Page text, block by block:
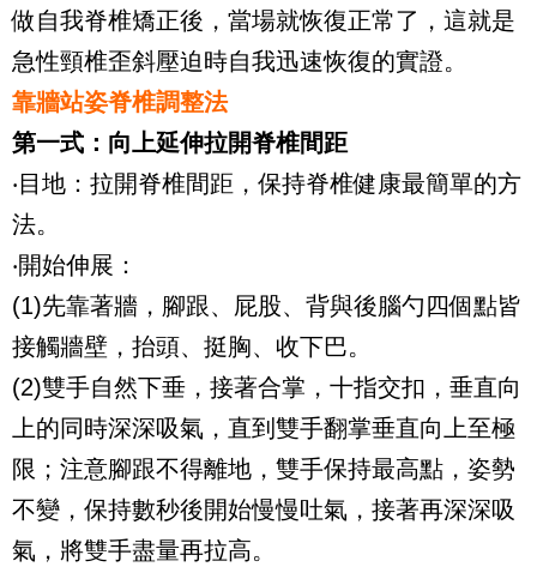
做自我脊椎矯正後，當場就恢復正常了，這就是
急性頸椎歪斜壓迫時自我迅速恢復的實證。
靠牆站姿脊椎調整法
第一式：向上延伸拉開脊椎間距
‧目地：拉開脊椎間距，保持脊椎健康最簡單的方
法。
‧開始伸展：
(1)先靠著牆，腳跟、屁股、背與後腦勺四個點皆
接觸牆壁，抬頭、挺胸、收下巴。
(2)雙手自然下垂，接著合掌，十指交扣，垂直向
上的同時深深吸氣，直到雙手翻掌垂直向上至極
限；注意腳跟不得離地，雙手保持最高點，姿勢
不變，保持數秒後開始慢慢吐氣，接著再深深吸
氣，將雙手盡量再拉高。